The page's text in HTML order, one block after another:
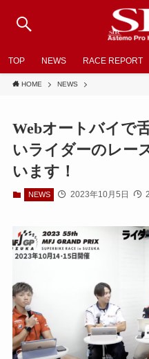
TOP NEWS RACE REPORT
HOME NEWS
Webオートバイで
いライダーのレー
います！
NEWS 2023年10月5日